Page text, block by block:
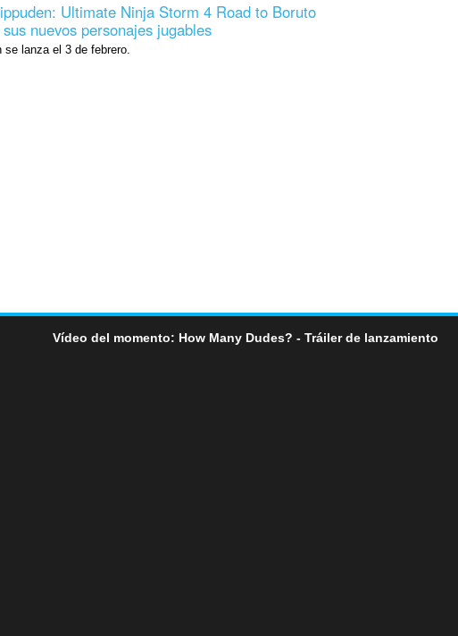
Ultimate Ninja Storm 4 Road to Boruto
nuevos personajes jugables
se lanza el 3 de febrero.
Vídeo del momento: How Many Dudes? - Tráiler de lanzamiento